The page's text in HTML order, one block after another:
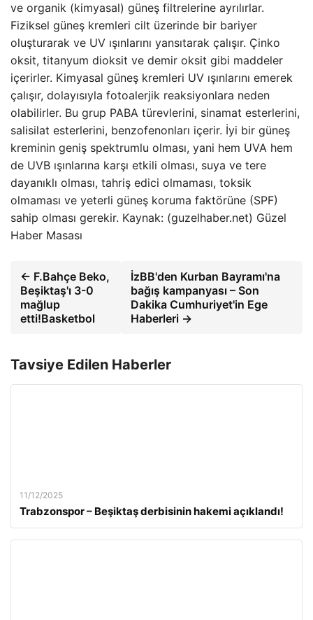
ve organik (kimyasal) güneş filtrelerine ayrılırlar.
Fiziksel güneş kremleri cilt üzerinde bir bariyer
oluşturarak ve UV ışınlarını yansıtarak çalışır. Çinko
oksit, titanyum dioksit ve demir oksit gibi maddeler
içerirler. Kimyasal güneş kremleri UV ışınlarını emerek
çalışır, dolayısıyla fotoalerjik reaksiyonlara neden
olabilirler. Bu grup PABA türevlerini, sinamat esterlerini,
salisilat esterlerini, benzofenonları içerir. İyi bir güneş
kreminin geniş spektrumlu olması, yani hem UVA hem
de UVB ışınlarına karşı etkili olması, suya ve tere
dayanıklı olması, tahriş edici olmaması, toksik
olmaması ve yeterli güneş koruma faktörüne (SPF)
sahip olması gerekir. Kaynak: (guzelhaber.net) Güzel
Haber Masası
← F.Bahçe Beko,
Beşiktaş'ı 3-0
mağlup
etti!Basketbol
İzBB'den Kurban Bayramı'na
bağış kampanyası – Son
Dakika Cumhuriyet'in Ege
Haberleri →
Tavsiye Edilen Haberler
11/12/2025
Trabzonspor – Beşiktaş derbisinin hakemi açıklandı!